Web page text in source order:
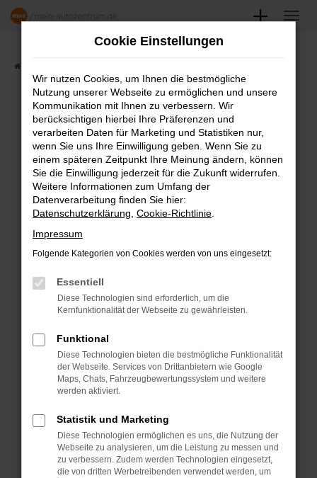
Zum
FAHRZEUGSHOWROOM
Fehler: Network Error
Beim Laden ist ein Fehler aufgetreten.
Hier sind ein paar Tipps, die dir helfen können:
Überprüfe deine Firewall und deine
Laden andere Webseiten, zum Beispiel
deine Suchmaschine?
Manche Erweiterungen, wie Werbeblocker,
können das Laden bestimmter Seiten
verhindern. Funktioniert die Seite in einem
anderen Browser oder in einem privaten
Starte dein Gerät neu.
Das kann manchmal helfen,
vorübergehende Probleme zu beheben.
Cookie Einstellungen
Wir nutzen Cookies, um Ihnen die bestmögliche
Nutzung unserer Webseite zu ermöglichen und unsere
Kommunikation mit Ihnen zu verbessern. Wir
berücksichtigen hierbei Ihre Präferenzen und
verarbeiten Daten für Marketing und Statistiken nur,
wenn Sie uns Ihre Einwilligung geben. Wenn Sie zu
einem späteren Zeitpunkt Ihre Meinung ändern, können
Sie die Einwilligung jederzeit für die Zukunft widerrufen.
Weitere Informationen zum Umfang der
Datenverarbeitung finden Sie hier:
Datenschutzerklärung Cookie-Richtlinie
Impressum
Folgende Kategorien von Cookies werden von uns eingesetzt:
Essentiell
Diese Technologien sind erforderlich, um die
Kernfunktionalität der Webseite zu gewährleisten.
Funktional
Diese Technologien bieten die bestmögliche Funktionalität
der Webseite. Services von Drittanbietern wie Google
Maps, Chats, Fahrzeugbewertungssystem und weitere
werden aktiviert.
Statistik und Marketing
Diese Technologien ermöglichen es uns, die Nutzung der
Webseite zu analysieren, um die Leistung zu messen und
zu verbessern. Zudem werden Technologien eingesetzt,
die von dritten Werbetreibenden verwendet werden, um